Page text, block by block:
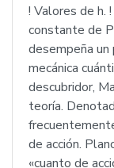
! Valores de h.
constante de
desempeña
mecánica
descubridor,
teoría.
de acción.
«cuanto de